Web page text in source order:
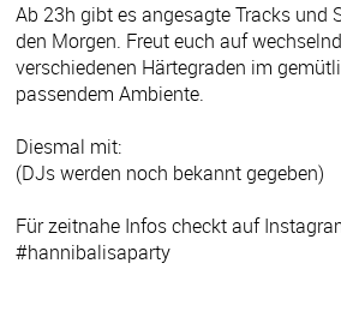
Ab 23h gibt es angesagte Tracks und
den Morgen. Freut euch auf
verschiedenen Härtegraden im
passendem Ambiente.
Diesmal mit:
(DJs werden noch bekannt gegeben)
Für zeitnahe Infos checkt auf
#hannibalisaparty